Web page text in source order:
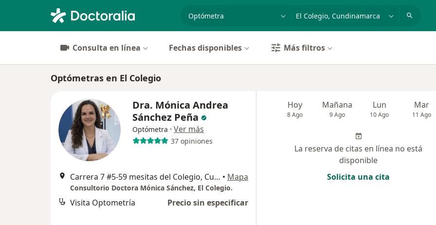
especialidad, enfermedad o nombre
Consulta en línea Fechas disponibles Más filtros
Optómetras en El Colegio
Dra. Mónica Andrea
Sánchez Peña
Optómetra · Ver más
37 opiniones
Carrera 7 #5-59 mesitas del Colegio, Cundinamarca, Colombia, El Colegio • Mapa
Consultorio Doctora Mónica Sánchez, El Colegio.
Visita Optometría Precio sin especificar
Hoy
8 Ago
Mañana
9 Ago
Lun
10 Ago
Mar
11 Ago
La reserva de citas en línea no está
disponible
Solicita una cita